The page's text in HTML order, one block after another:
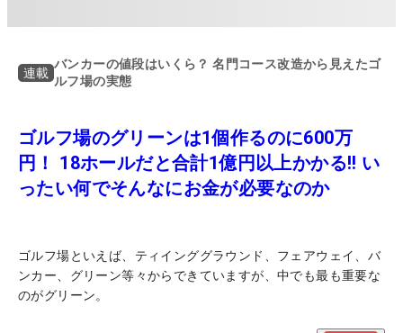
連載
バンカーの値段はいくら？ 名門コース改造から見えたゴ
ルフ場の実態
ゴルフ場のグリーンは1個作るのに600万
円！ 18ホールだと合計1億円以上かかる!! い
ったい何でそんなにお金が必要なのか
ゴルフ場といえば、ティインググラウンド、フェアウェイ、バ
ンカー、グリーン等々からできていますが、中でも最も重要な
のがグリーン。